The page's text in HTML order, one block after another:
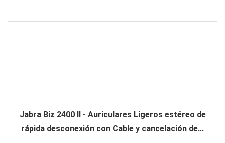
Jabra Biz 2400 II - Auriculares Ligeros estéreo de
rápida desconexión con Cable y cancelación de...